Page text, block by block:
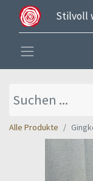
Stilvoll
Alle Produkte